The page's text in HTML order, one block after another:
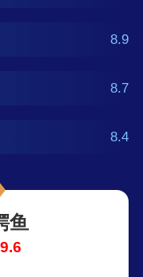
8.9
8.7
8.4
鱼
9.6